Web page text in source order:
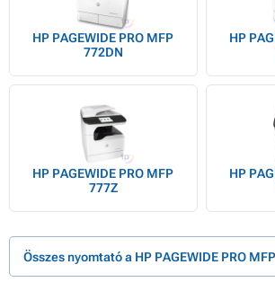
HP PAGEWIDE PRO MFP
772DN
HP
HP PAGEWIDE PRO MFP
777Z
HP
Összes nyomtató a HP PAGEWIDE PRO